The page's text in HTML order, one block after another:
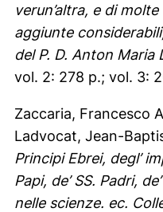
verun’altra, e di
aggiunte
del P. D. Anton
vol. 2: 278 p.; vol. 3:
Zaccaria, Francesco
Ladvocat, Jean-
Principi Ebrei, degl’
Papi, de’ SS. Padri,
nelle scienze. ec.